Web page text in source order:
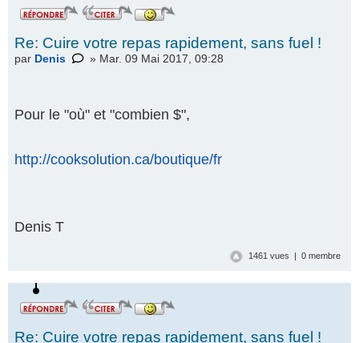
Re: Cuire votre repas rapidement, sans fuel !
par Denis » Mar. 09 Mai 2017, 09:28
Pour le "où" et "combien $",
http://cooksolution.ca/boutique/fr
Denis T
1461 vues | 0 membre
Re: Cuire votre repas rapidement, sans fuel !